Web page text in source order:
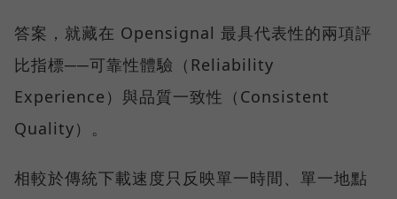
答案，就藏在 Opensignal 最具代表性的兩項評
比指標──可靠性體驗（Reliability
Experience）與品質一致性（Consistent
Quality）。
相較於傳統下載速度只反映單一時間、單一地點